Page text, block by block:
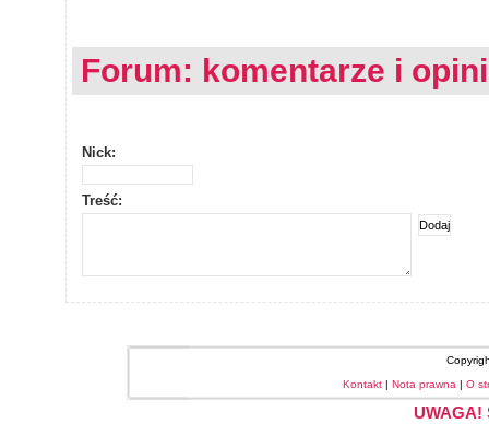
Forum: komentarze i
Nick:
Treść:
Kontakt | Nota prawna | O
UWAGA!